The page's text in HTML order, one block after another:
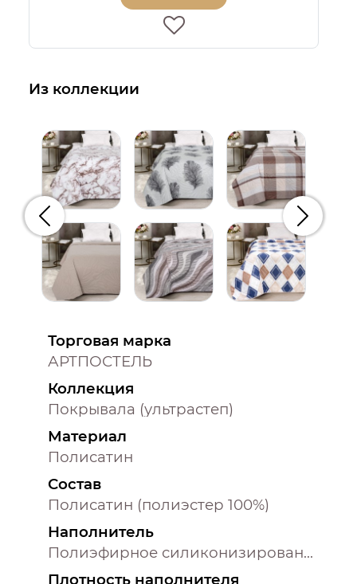
Из коллекции
Предыдущий
Торговая марка
АРТПОСТЕЛЬ
Коллекция
Покрывала (ультрастеп)
Материал
Полисатин
Состав
Полисатин (полиэстер 100%)
Наполнитель
Полиэфирное силиконизированное волокно (100% полиэстер)
Плотность наполнителя